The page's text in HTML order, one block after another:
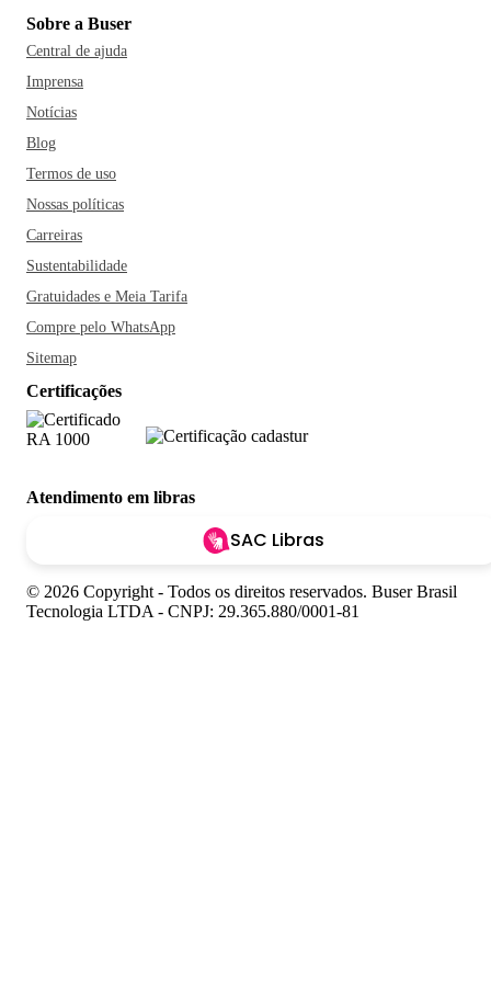
Sobre a Buser
Central de ajuda
Imprensa
Notícias
Blog
Termos de uso
Nossas políticas
Carreiras
Sustentabilidade
Gratuidades e Meia Tarifa
Compre pelo WhatsApp
Sitemap
Certificações
Atendimento em libras
SAC Libras
© 2026 Copyright - Todos os direitos reservados. Buser Brasil
Tecnologia LTDA - CNPJ: 29.365.880/0001-81